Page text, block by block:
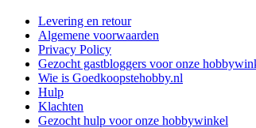
Levering en retour
Algemene voorwaarden
Privacy Policy
Gezocht gastbloggers voor onze
Wie is Goedkoopstehobby.nl
Hulp
Klachten
Gezocht hulp voor onze hobbywinkel